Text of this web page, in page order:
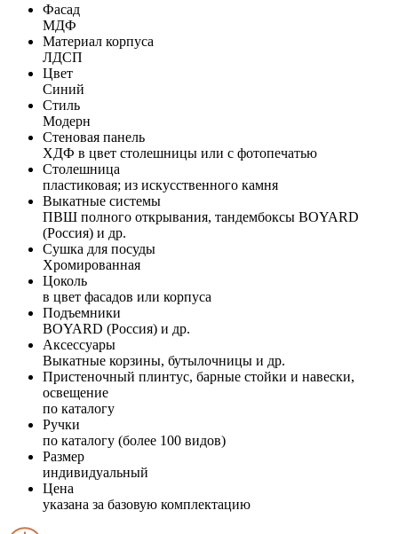
Фасад
МДФ
Материал корпуса
ЛДСП
Цвет
Синий
Стиль
Модерн
Стеновая панель
ХДФ в цвет столешницы или с фотопечатью
Столешница
пластиковая; из искусственного камня
Выкатные системы
ПВШ полного открывания, тандембоксы BOYARD
(Россия) и др.
Сушка для посуды
Хромированная
Цоколь
в цвет фасадов или корпуса
Подъемники
BOYARD (Россия) и др.
Аксессуары
Выкатные корзины, бутылочницы и др.
Пристеночный плинтус, барные стойки и навески,
освещение
по каталогу
Ручки
по каталогу (более 100 видов)
Размер
индивидуальный
Цена
указана за базовую комплектацию